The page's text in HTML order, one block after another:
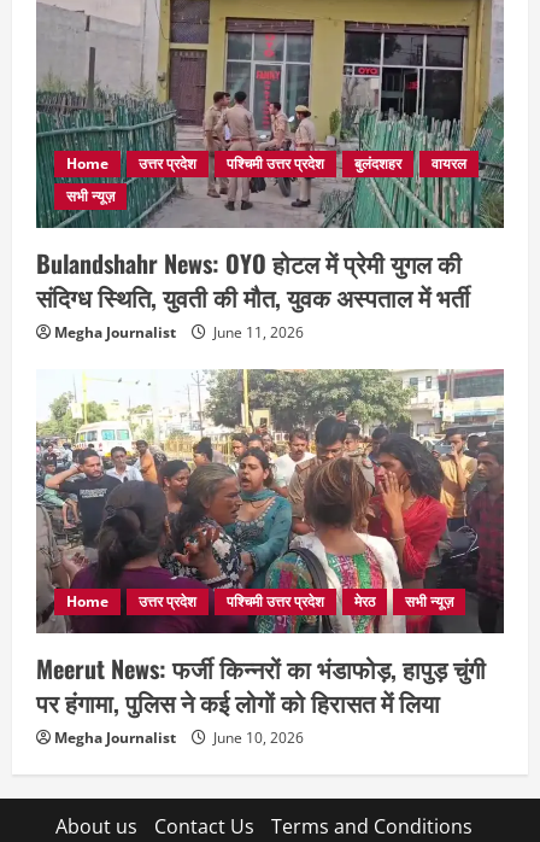
Home उत्तर प्रदेश पश्चिमी उत्तर प्रदेश बुलंदशहर
वायरल
सभी न्यूज़
Bulandshahr News: OYO होटल में प्रेमी युगल की
संदिग्ध स्थिति, युवती की मौत, युवक अस्पताल में भर्ती
Megha Journalist June 11, 2026
Home उत्तर प्रदेश पश्चिमी उत्तर प्रदेश मेरठ सभी न्यूज़
Meerut News: फर्जी किन्नरों का भंडाफोड़, हापुड़ चुंगी
पर हंगामा, पुलिस ने कई लोगों को हिरासत में लिया
Megha Journalist June 10, 2026
About us Contact Us Terms and Conditions